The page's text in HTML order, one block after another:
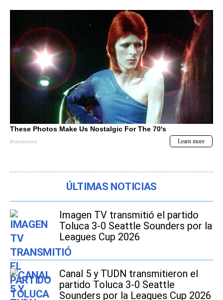
ÚLTIMAS NOTICIAS
Imagen TV transmitió el partido
Toluca 3-0 Seattle Sounders por la
Leagues Cup 2026
Canal 5 y TUDN transmitieron el
partido Toluca 3-0 Seattle
Sounders por la Leagues Cup 2026